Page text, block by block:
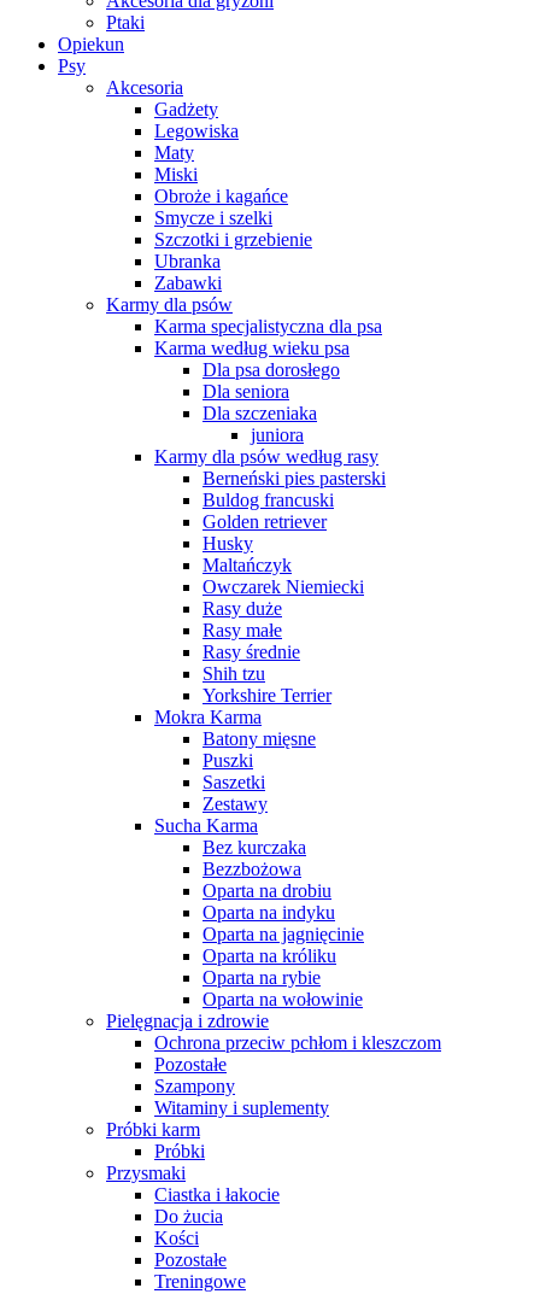
Ptaki
Opiekun
Psy
Akcesoria
Gadżety
Legowiska
Maty
Miski
Obroże i kagańce
Smycze i szelki
Szczotki i grzebienie
Ubranka
Zabawki
Karmy dla psów
Karma specjalistyczna dla psa
Karma według wieku psa
Dla psa dorosłego
Dla seniora
Dla szczeniaka
juniora
Karmy dla psów według rasy
Berneński pies pasterski
Buldog francuski
Golden retriever
Husky
Maltańczyk
Owczarek Niemiecki
Rasy duże
Rasy małe
Rasy średnie
Shih tzu
Yorkshire Terrier
Mokra Karma
Batony mięsne
Puszki
Saszetki
Zestawy
Sucha Karma
Bez kurczaka
Bezzbożowa
Oparta na drobiu
Oparta na indyku
Oparta na jagnięcinie
Oparta na króliku
Oparta na rybie
Oparta na wołowinie
Pielęgnacja i zdrowie
Ochrona przeciw pchłom i kleszczom
Pozostałe
Szampony
Witaminy i suplementy
Próbki karm
Próbki
Przysmaki
Ciastka i łakocie
Do żucia
Kości
Pozostałe
Treningowe